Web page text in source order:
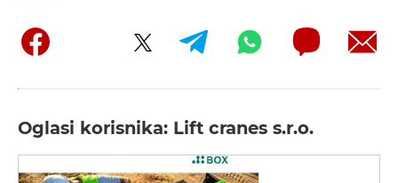
Oglasi korisnika: Lift cranes s.r.o.